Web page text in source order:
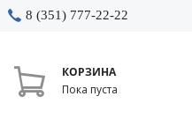
8 (351) 777-22-22
КОРЗИНА
Пока пуста